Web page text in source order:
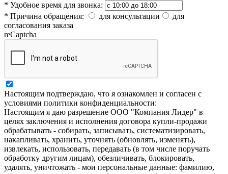
* Удобное время для звонка:
* Причина обращения: для консультации
для
согласования заказа
reCaptcha
Настоящим подтверждаю, что я ознакомлен и согласен с
условиями политики конфиденциальности:
Настоящим я даю разрешение ООО "Компания Лидер" в
целях заключения и исполнения договора купли-продажи
обрабатывать - собирать, записывать, систематизировать,
накапливать, хранить, уточнять (обновлять, изменять),
извлекать, использовать, передавать (в том числе поручать
обработку другим лицам), обезличивать, блокировать,
удалять, уничтожать - мои персональные данные: фамилию,